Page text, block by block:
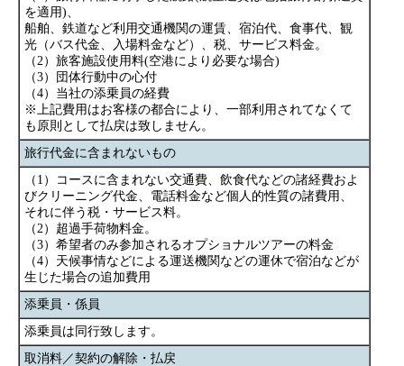
を適用)、
船舶、鉄道など利用交通機関の運賃、宿泊代、食事代、観
光（バス代金、入場料金など）、税、サービス料金。
（2）旅客施設使用料(空港により必要な場合)
（3）団体行動中の心付
（4）当社の添乗員の経費
※上記費用はお客様の都合により、一部利用されてなくて
も原則として払戻は致しません。
旅行代金に含まれないもの
（1）コースに含まれない交通費、飲食代などの諸経費およ
びクリーニング代金、電話料金など個人的性質の諸費用、
それに伴う税・サービス料。
（2）超過手荷物料金。
（3）希望者のみ参加されるオプショナルツアーの料金
（4）天候事情などによる運送機関などの運休で宿泊などが
生じた場合の追加費用
添乗員・係員
添乗員は同行致します。
取消料／契約の解除・払戻